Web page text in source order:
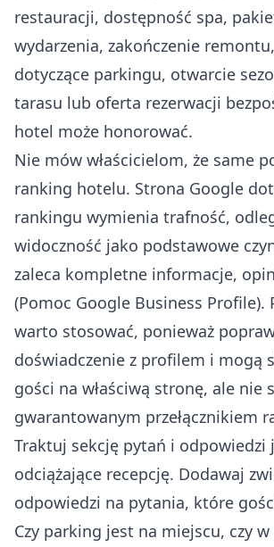
restauracji, dostępność spa,
wydarzenia, zakończenie
dotyczące parkingu, otwarcie
tarasu lub oferta rezerwacji
hotel może honorować.
Nie mów właścicielom, że same
ranking hotelu. Strona Google
rankingu wymienia trafność,
widoczność jako podstawowe
zaleca kompletne informacje,
(Pomoc Google Business Profile).
warto stosować, ponieważ
doświadczenie z profilem i mogą
gości na właściwą stronę, ale nie
gwarantowanym przełącznikiem
Traktuj sekcję pytań i odpowiedzi
odciążające recepcję. Dodawaj
odpowiedzi na pytania, które
Czy parking jest na miejscu, czy